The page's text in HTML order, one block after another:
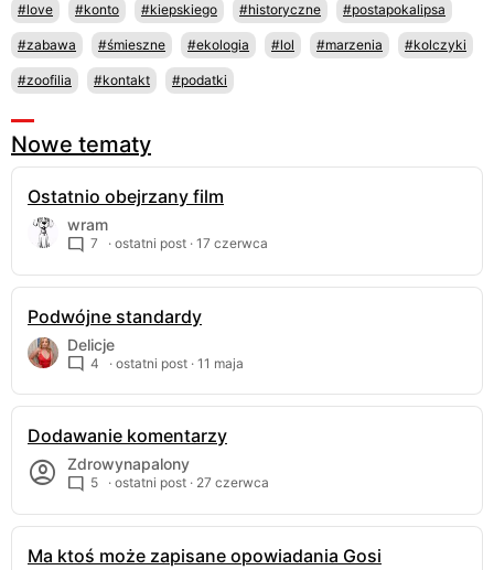
#love #konto #kiepskiego #historyczne #postapokalipsa
#zabawa #śmieszne #ekologia #lol #marzenia #kolczyki
#zoofilia #kontakt #podatki
Nowe tematy
Ostatnio obejrzany film
wram
7 · ostatni post · 17 czerwca
Podwójne standardy
Delicje
4 · ostatni post · 11 maja
Dodawanie komentarzy
Zdrowynapalony
5 · ostatni post · 27 czerwca
Ma ktoś może zapisane opowiadania Gosi